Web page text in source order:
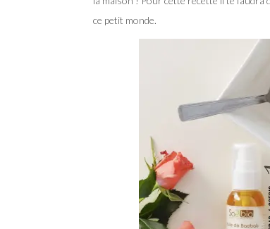
ce petit monde.